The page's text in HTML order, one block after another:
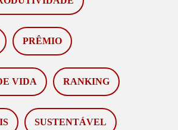
PRÊMIO
VIDA RANKING
SUSTENTÁVEL